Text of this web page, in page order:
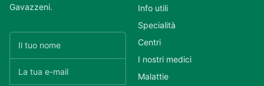
Gavazzeni.
Info utili
Specialità
Centri
I nostri medici
Malattie